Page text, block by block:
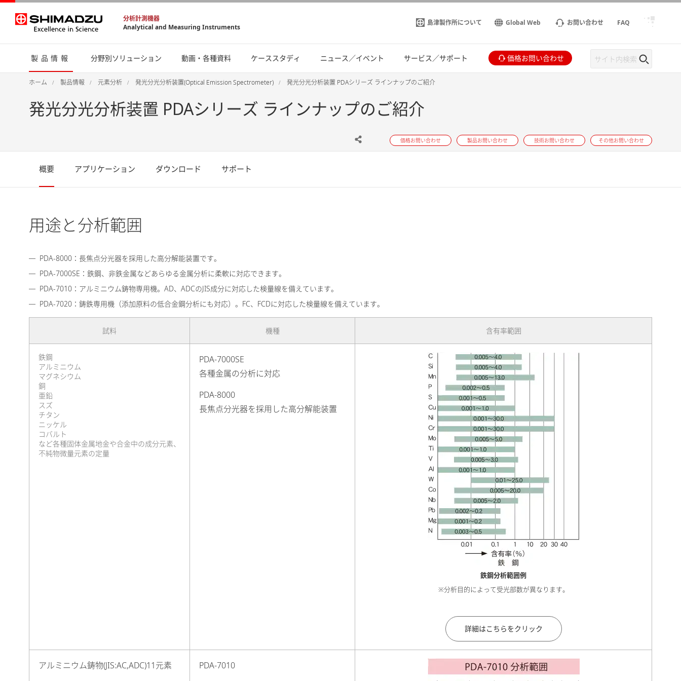
分析計測機器
Analytical and Measuring Instruments
島津製作所について Global Web お問い合わせ FAQ
製品情報 分野別ソリューション 動画・各種資料 ケーススタディ ニュース／イベント サービス／サポート 価格お問い合わせ
ホーム 製品情報 元素分析 発光分光分析装置(Optical Emission Spectrometer) 発光分光分析装置 PDAシリーズ ラインナップのご紹介
発光分光分析装置 PDAシリーズ ラインナップのご紹介
価格お問い合わせ 製品お問い合わせ 技術お問い合わせ その他お問い合わせ
概要 アプリケーション ダウンロード サポート
用途と分析範囲
PDA-8000：長焦点分光器を採用した高分解能装置です。
PDA-7000SE：鉄鋼、非鉄金属などあらゆる金属分析に柔軟に対応できます。
PDA-7010：アルミニウム鋳物専用機。AD、ADCのJIS成分に対応した検量線を備えています。
PDA-7020：鋳鉄専用機（添加原料の低合金鋼分析にも対応）。FC、FCDに対応した検量線を備えています。
試料 機種 含有率範囲
鉄鋼
アルミニウム
マグネシウム
銅
亜鉛
スズ
チタン
ニッケル
コバルト
など各種固体金属地金や合金中の成分元素、
不純物微量元素の定量
PDA-7000SE
各種金属の分析に対応
PDA-8000
長焦点分光器を採用した高分解能装置
鉄鋼分析範囲例
※分析目的によって受光部数が異なります。
詳細はこちらをクリック
アルミニウム鋳物(JIS:AC,ADC)11元素 PDA-7010